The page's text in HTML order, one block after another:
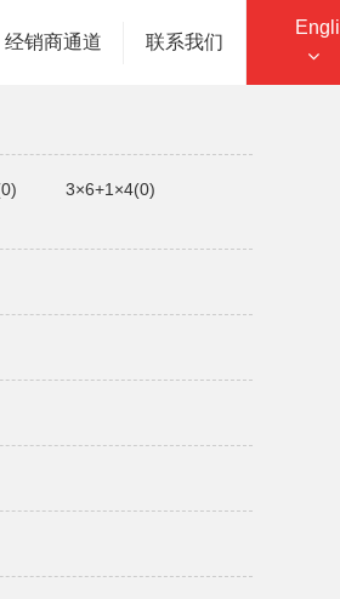
经销商通道 联系我们
品中心 防静电接地卷盘
3×6+1×4(0)